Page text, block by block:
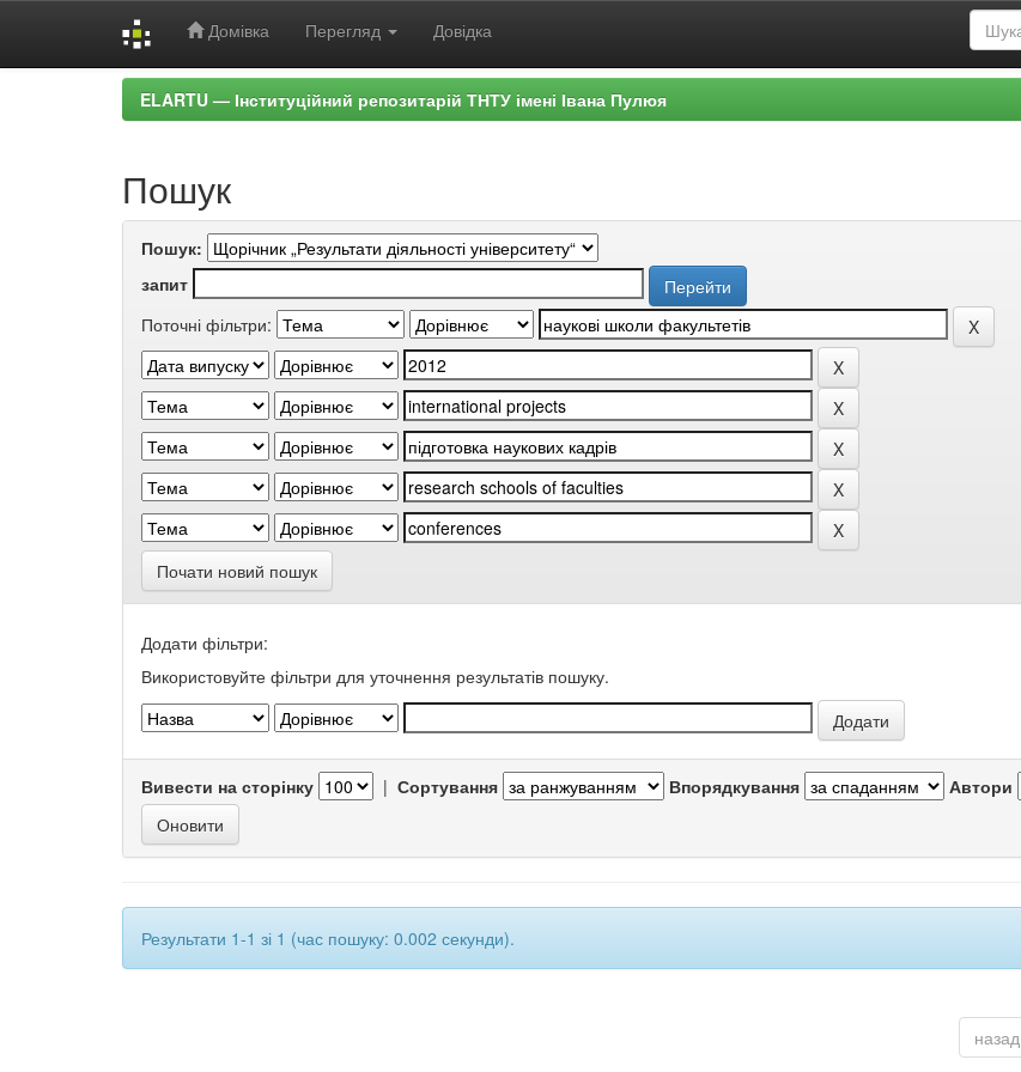
Домівка Перегляд Довідка
ELARTU — Інституційний репозитарій ТНТУ імені Івана Пулюя
Пошук
Пошук:
запит
Поточні фільтри:
Почати новий пошук
Додати фільтри:
Використовуйте фільтри для уточнення результатів пошуку.
Вивести на сторінку | Сортування Впорядкування Автори
Результати 1-1 зі 1 (час пошуку: 0.002 секунди).
назад